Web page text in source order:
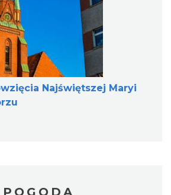
Najświętszej Maryi
POGODA